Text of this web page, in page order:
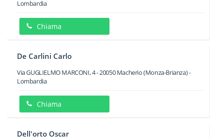
Lombardia
Chiama
De Carlini Carlo
Via GUGLIELMO MARCONI, 4-20050 Macherio(Monza-Brianza) -
Lombardia
Chiama
Dell'orto Oscar